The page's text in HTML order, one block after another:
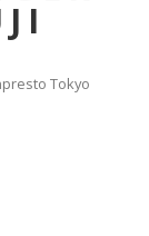
Tokyo